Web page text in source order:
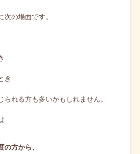
の場面です。
き
られる方も多いかもしれません。
方から、